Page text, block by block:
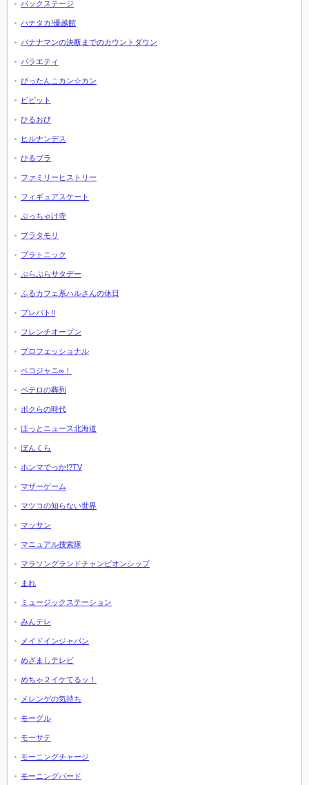
バックステージ
ハナタカ!優越館
バナナマンの決断までのカウントダウン
バラエティ
ぴったんこカン☆カン
ビビット
ひるおび
ヒルナンデス
ひるブラ
ファミリーヒストリー
フィギュアスケート
ぶっちゃけ寺
ブラタモリ
プラトニック
ぶらぶらサタデー
ふるカフェ系ハルさんの休日
プレバト!!
フレンチオープン
プロフェッショナル
ペコジャニ∞！
ペテロの葬列
ボクらの時代
ほっとニュース北海道
ぼんくら
ホンマでっか!?TV
マザーゲーム
マツコの知らない世界
マッサン
マニュアル捜索隊
マラソングランドチャンピオンシップ
まれ
ミュージックステーション
みんテレ
メイドインジャパン
めざましテレビ
めちゃ２イケてるッ！
メレンゲの気持ち
モーグル
モーサテ
モーニングチャージ
モーニングバード